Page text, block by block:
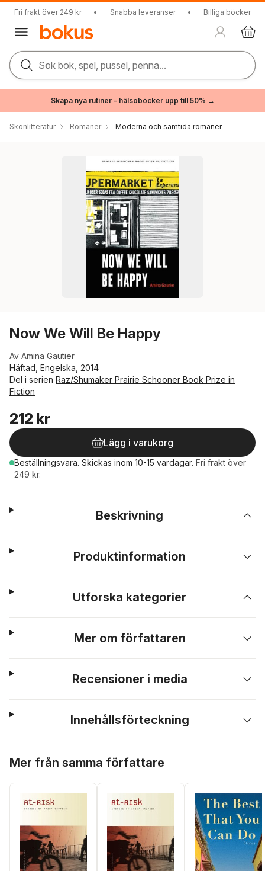
Fri frakt över 249 kr • Snabba leveranser • Billiga böcker
Sök bok, spel, pussel, penna...
Skapa nya rutiner – hälsoböcker upp till 50% →
Skönlitteratur Romaner Moderna och samtida romaner
Now We Will Be Happy
Av Amina Gautier
Häftad, Engelska, 2014
Del i serien Raz/Shumaker Prairie Schooner Book Prize in
Fiction
212 kr
Lägg i varukorg
Beställningsvara. Skickas inom 10-15 vardagar. Fri frakt över
249 kr.
Beskrivning
Produktinformation
Utforska kategorier
Mer om författaren
Recensioner i media
Innehållsförteckning
Mer från samma författare